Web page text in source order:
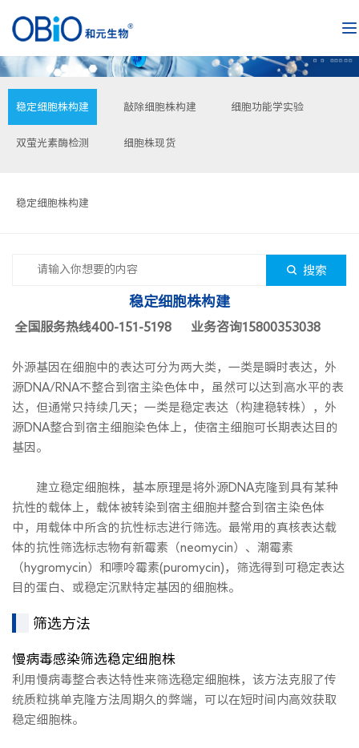
稳定细胞株构建 敲除细胞株构建 细胞功能学实验
双萤光素酶检测 细胞株现货
稳定细胞株构建
搜索
稳定细胞株构建
全国服务热线400-151-5198 业务咨询15800353038
外源基因在细胞中的表达可分为两大类，一类是瞬时表达，外
源DNA/RNA不整合到宿主染色体中，虽然可以达到高水平的表
达，但通常只持续几天；一类是稳定表达（构建稳转株），外
源DNA整合到宿主细胞染色体上，使宿主细胞可长期表达目的
基因。
建立稳定细胞株，基本原理是将外源DNA克隆到具有某种
抗性的载体上，载体被转染到宿主细胞并整合到宿主染色体
中，用载体中所含的抗性标志进行筛选。最常用的真核表达载
体的抗性筛选标志物有新霉素（neomycin）、潮霉素
（hygromycin）和嘌呤霉素(puromycin)，筛选得到可稳定表达
目的蛋白、或稳定沉默特定基因的细胞株。
筛选方法
慢病毒感染筛选稳定细胞株
利用慢病毒整合表达特性来筛选稳定细胞株，该方法克服了传
统质粒挑单克隆方法周期久的弊端，可以在短时间内高效获取
稳定细胞株。